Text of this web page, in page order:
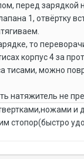
перед
1, отвёртку
то
корпус 4 за
тисами, можно
натяжитель не
и
стопор(быстро